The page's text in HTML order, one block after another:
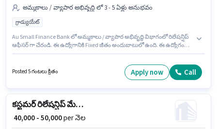
అమ్మకాలు / వ్యాపార అభివృద్ధి లో 3 - 5 ఏళ్లు అనుభవం
గ్రాడ్యుయేట్
Au Small Finance Bank లో అమ్మకాలు / వ్యాపార అభివృద్ధి విభాగంలో రిలేషన్షిప్
ఆఫీసర్ గా చేరండి. ఈ ఉద్యోగానికి Fixed జీతం అందుబాటులో ఉంది. ఈ ఉద్యోగం
తప్పనిసరిగా గ్రాడ్యుయేట్ డిగ్రీ/సర్టిఫికెట్ కలిగి ఉండాలి.
Posted 5 గంటలు క్రితం Apply now Call
కస్టమర్ రిలేషన్షిప్ మేనేజర్
₹ 40,000 - 50,000per నెల